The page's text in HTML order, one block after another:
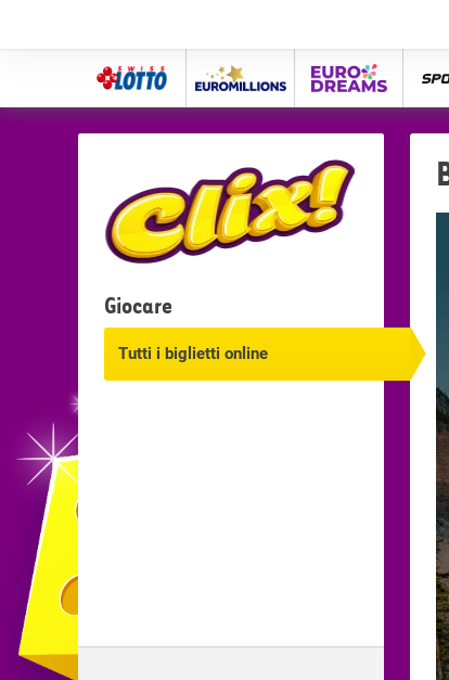
Swiss
Lotto
Euro
Millions
eurodreams
Giocare
Tutti i biglietti online